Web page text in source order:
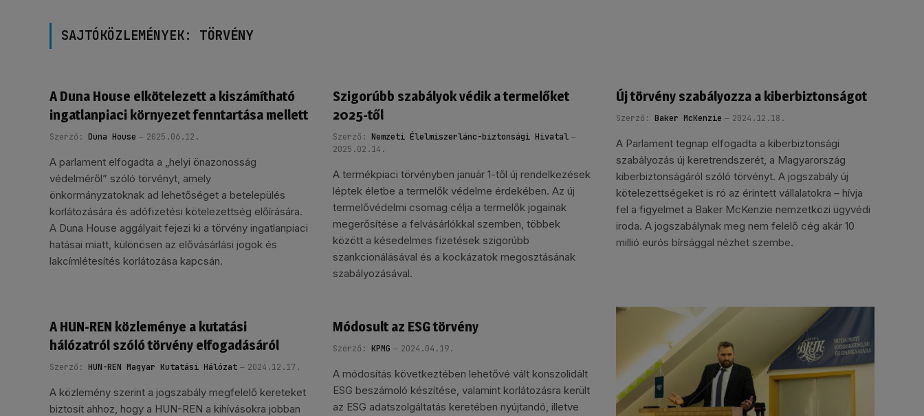
SAJTÓKÖZLEMÉNYEK: TÖRVÉNY
A Duna House elkötelezett a kiszámítható
ingatlanpiaci környezet fenntartása mellett
Szerző: Duna House 2025.06.12.
A parlament elfogadta a „helyi önazonosság
védelméről” szóló törvényt, amely
önkormányzatoknak ad lehetőséget a betelepülés
korlátozására és adófizetési kötelezettség előírására.
A Duna House aggályait fejezi ki a törvény ingatlanpiaci
hatásai miatt, különösen az elővásárlási jogok és
lakcímlétesítés korlátozása kapcsán.
Szigorúbb szabályok védik a termelőket
2025-től
Szerző: Nemzeti Élelmiszerlánc-biztonsági Hivatal
2025.02.14.
A termékpiaci törvényben január 1-től új rendelkezések
léptek életbe a termelők védelme érdekében. Az új
termelővédelmi csomag célja a termelők jogainak
megerősítése a felvásárlókkal szemben, többek
között a késedelmes fizetések szigorúbb
szankcionálásával és a kockázatok megosztásának
szabályozásával.
Új törvény szabályozza a kiberbiztonságot
Szerző: Baker McKenzie 2024.12.18.
A Parlament tegnap elfogadta a kiberbiztonsági
szabályozás új keretrendszerét, a Magyarország
kiberbiztonságáról szóló törvényt. A jogszabály új
kötelezettségeket is ró az érintett vállalatokra – hívja
fel a figyelmet a Baker McKenzie nemzetközi ügyvédi
iroda. A jogszabálynak meg nem felelő cég akár 10
millió eurós bírsággal nézhet szembe.
A HUN-REN közleménye a kutatási
hálózatról szóló törvény elfogadásáról
Szerző: HUN-REN Magyar Kutatási Hálózat 2024.12.17.
A közlemény szerint a jogszabály megfelelő kereteket
biztosít ahhoz, hogy a HUN-REN a kihívásokra jobban
Módosult az ESG törvény
Szerző: KPMG 2024.04.19.
A módosítás következtében lehetővé vált konszolidált
ESG beszámoló készítése, valamint korlátozásra került
az ESG adatszolgáltatás keretében nyújtandó, illetve